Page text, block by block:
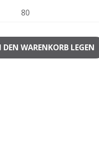
80
DEN WARENKORB LEGEN